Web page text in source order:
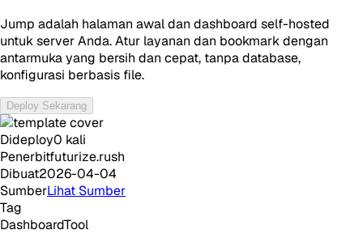
Jump adalah halaman awal dan dashboard self-hosted
untuk server Anda. Atur layanan dan bookmark dengan
antarmuka yang bersih dan cepat, tanpa database,
konfigurasi berbasis file.
Deploy Sekarang
Dideploy0 kali
Penerbitfuturize.rush
Dibuat2026-04-04
SumberLihat Sumber
Tag
DashboardTool